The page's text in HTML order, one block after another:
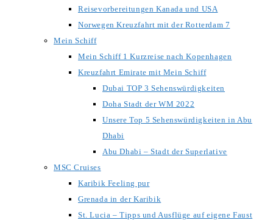
Reisevorbereitungen Kanada und USA
Norwegen Kreuzfahrt mit der Rotterdam 7
Mein Schiff
Mein Schiff 1 Kurzreise nach Kopenhagen
Kreuzfahrt Emirate mit Mein Schiff
Dubai TOP 3 Sehenswürdigkeiten
Doha Stadt der WM 2022
Unsere Top 5 Sehenswürdigkeiten in Abu
Dhabi
Abu Dhabi – Stadt der Superlative
MSC Cruises
Karibik Feeling pur
Grenada in der Karibik
St. Lucia – Tipps und Ausflüge auf eigene Faust